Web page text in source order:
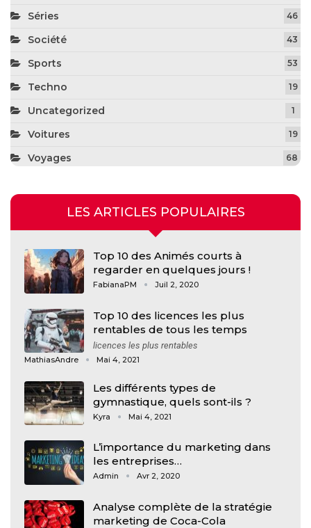
Séries 46
Société 43
Sports 53
Techno 19
Uncategorized 1
Voitures 19
Voyages 68
LES ARTICLES POPULAIRES
Top 10 des Animés courts à
regarder en quelques jours !
FabianaPM Juil 2, 2020
Top 10 des licences les plus
rentables de tous les temps
licences les plus rentables
MathiasAndre Mai 4, 2021
Les différents types de
gymnastique, quels sont-ils ?
Kyra Mai 4, 2021
L’importance du marketing dans
les entreprises…
Admin Avr 2, 2020
Analyse complète de la stratégie
marketing de Coca-Cola